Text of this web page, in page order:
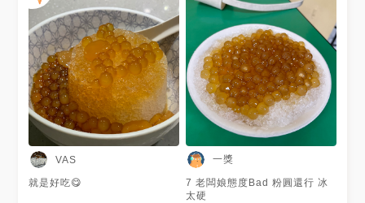
粉圓 甜度不高剛剛好 介於微糖
到半糖中間
———————————— 🌕🌕
🌕🌗 2️⃣脆皮臭豆腐 $70 這個小
編覺得還好 可能有名的是麻辣
臭豆腐 一份五塊豆腐 可能還是
不夠大塊的關係 所以邊邊不是
酥的 是硬的 刮爆口腔的那種🤣
這家店是共用座位的 通常會點
一個鹹的一個甜的當成一個set
🔎更多美食 @wade_dailyeat
⬆️上一篇美食
https://www.instagram.com/p/
igshid=YmMyMTA2M2Y= #維
德吃台北 #鴉片粉圓 #粉圓冰 #
VAS
就是好吃😋
一獎
7 老闆娘態度Bad 粉圓還行 冰
太硬